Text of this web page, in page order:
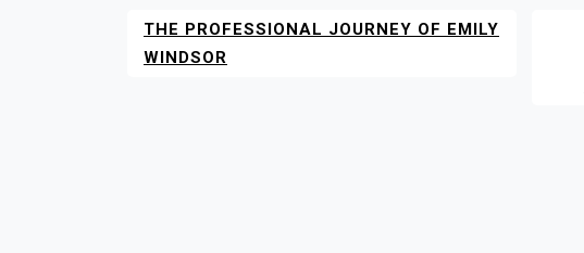
POST
NAVIGATION
THE PROFESSIONAL JOURNEY OF EMILY
WINDSOR